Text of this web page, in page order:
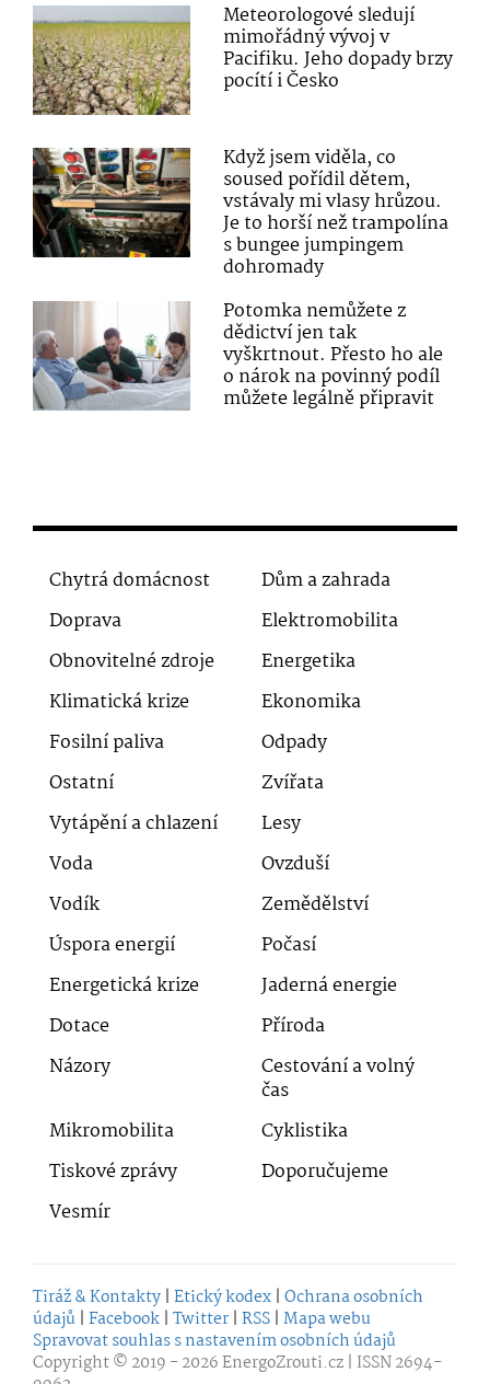
Meteorologové sledují
mimořádný vývoj v
Pacifiku. Jeho dopady brzy
pocítí i Česko
Když jsem viděla, co
soused pořídil dětem,
vstávaly mi vlasy hrůzou.
Je to horší než trampolína
s bungee jumpingem
dohromady
Potomka nemůžete z
dědictví jen tak
vyškrtnout. Přesto ho ale
o nárok na povinný podíl
můžete legálně připravit
Chytrá domácnost
Dům a zahrada
Doprava
Elektromobilita
Obnovitelné zdroje
Energetika
Klimatická krize
Ekonomika
Fosilní paliva
Odpady
Ostatní
Zvířata
Vytápění a chlazení
Lesy
Voda
Ovzduší
Vodík
Zemědělství
Úspora energií
Počasí
Energetická krize
Jaderná energie
Dotace
Příroda
Názory
Cestování a volný
čas
Mikromobilita
Cyklistika
Tiskové zprávy
Doporučujeme
Vesmír
Tiráž & Kontakty | Etický kodex | Ochrana osobních
údajů | Facebook | Twitter | RSS | Mapa webu
Spravovat souhlas s nastavením osobních údajů
Copyright © 2019 - 2026EnergoZrouti.cz | ISSN 2694-